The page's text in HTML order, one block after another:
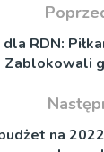
RDN:
Zablokowali
na